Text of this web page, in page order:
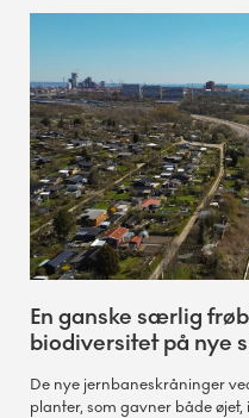
En ganske særlig
biodiversitet på nye
De nye jernbaneskråninger
planter, som gavner både